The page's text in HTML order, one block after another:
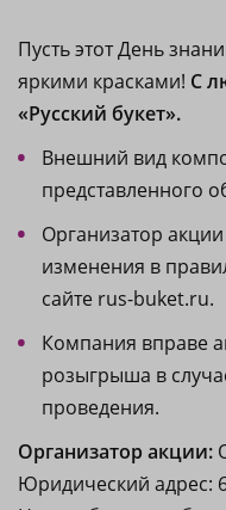
Пусть этот День
яркими красками! С
«Русский букет».
Внешний вид
представленного
Организатор
изменения в
сайте rus-buket.ru.
Компания вправе
розыгрыша в
проведения.
Организатор акции:
Юридический адрес: